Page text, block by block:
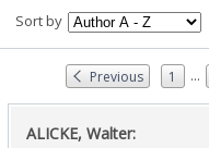
Sort by
Previous 1 ...
‎ALICKE, Walter:‎